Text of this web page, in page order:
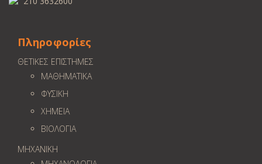
Πληροφορίες
ΘΕΤΙΚΕΣ ΕΠΙΣΤΗΜΕΣ
ΜΑΘΗΜΑΤΙΚΑ
ΦΥΣΙΚΗ
ΧΗΜΕΙΑ
ΒΙΟΛΟΓΙΑ
ΜΗΧΑΝΙΚΗ